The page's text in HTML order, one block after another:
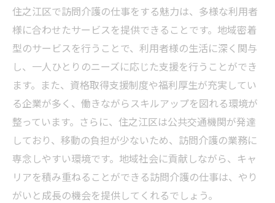
住之江区で訪問介護の仕事をする魅力は、多様な利用者
様に合わせたサービスを提供できることです。地域密着
型のサービスを行うことで、利用者様の生活に深く関与
し、一人ひとりのニーズに応じた支援を行うことができ
ます。また、資格取得支援制度や福利厚生が充実してい
る企業が多く、働きながらスキルアップを図れる環境が
整っています。さらに、住之江区は公共交通機関が発達
しており、移動の負担が少ないため、訪問介護の業務に
専念しやすい環境です。地域社会に貢献しながら、キャ
リアを積み重ねることができる訪問介護の仕事は、やり
がいと成長の機会を提供してくれるでしょう。